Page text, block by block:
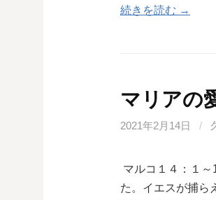
続きを読む →
マリアの
2021年2月14日 /
マルコ１４：１
た。イエスが捕ら